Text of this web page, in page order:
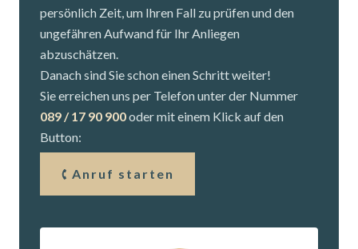
persönlich Zeit, um Ihren Fall zu prüfen und den
ungefähren Aufwand für Ihr Anliegen
abzuschätzen.
Danach sind Sie schon einen Schritt weiter!
Sie erreichen uns per Telefon unter der Nummer
089 / 17 90 900oder mit einem Klick auf den
Button:
Anruf starten